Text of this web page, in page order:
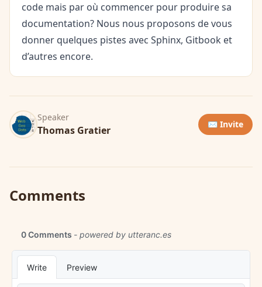
code mais par où commencer pour produire sa
documentation? Nous nous proposons de vous
donner quelques pistes avec Sphinx, Gitbook et
d’autres encore.
Speaker
Thomas Gratier ✉️ Invite
Comments